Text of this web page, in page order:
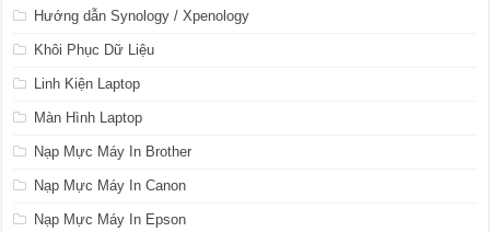
Hướng dẫn Synology / Xpenology
Khôi Phục Dữ Liệu
Linh Kiện Laptop
Màn Hình Laptop
Nạp Mực Máy In Brother
Nạp Mực Máy In Canon
Nạp Mực Máy In Epson